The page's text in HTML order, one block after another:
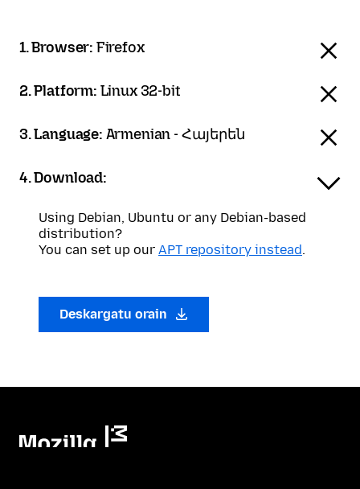
1. Browser: Firefox
2. Platform: Linux 32-bit
3. Language: Armenian - Հայերեն
4. Download:
Using Debian, Ubuntu or any Debian-based
distribution?
You can set up our APT repository instead.
Deskargatu orain